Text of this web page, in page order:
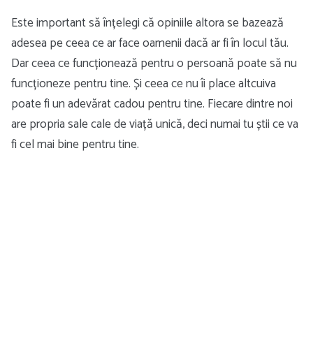
Este important să înțelegi că opiniile altora se bazează
adesea pe ceea ce ar face oamenii dacă ar fi în locul tău.
Dar ceea ce funcționează pentru o persoană poate să nu
funcționeze pentru tine. Și ceea ce nu îi place altcuiva
poate fi un adevărat cadou pentru tine. Fiecare dintre noi
are propria sale cale de viață unică, deci numai tu știi ce va
fi cel mai bine pentru tine.